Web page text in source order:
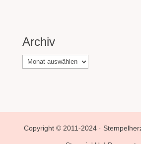
Archiv
Archiv
Copyright © 2011-2024 ·